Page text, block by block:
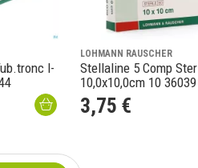
l-
LOHMANN RAUSCHER
Stellaline 5 Comp Ster
10,0x10,0cm 10 36039
3,75 €